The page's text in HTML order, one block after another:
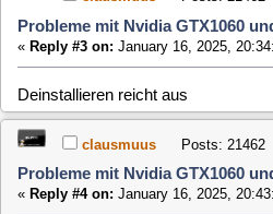
villeneuve Posts: 141
Probleme mit Nvidia GTX1060 und 3050
Hi,
also mein Kumpel hat es ausprobiert. Auch
Plugin installiert ist passiert dasselbe.
Bez. der etwas ruckeligen Wiedergabe von
Ausgabe von "xrandr -d :0" als Screenshot